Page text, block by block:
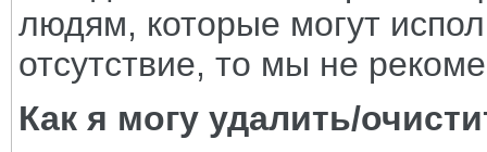
людям, которые могут
отсутствие, то мы не
Как я могу удалить/